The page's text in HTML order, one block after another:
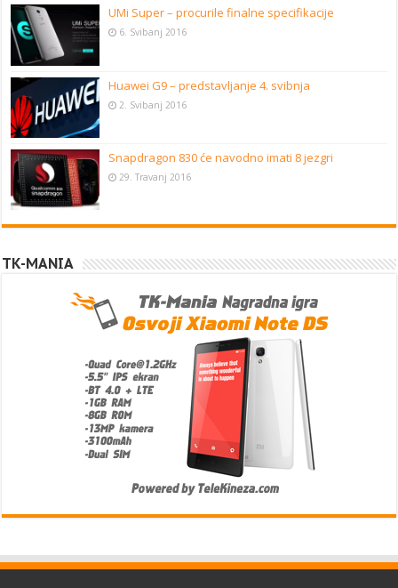
UMi Super – procurile finalne specifikacije
6. Svibanj 2016
Huawei G9 – predstavljanje 4. svibnja
2. Svibanj 2016
Snapdragon 830 će navodno imati 8 jezgri
29. Travanj 2016
TK-MANIA